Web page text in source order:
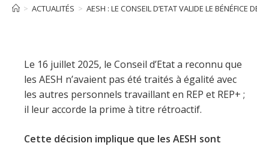
> ACTUALITÉS > AESH : LE CONSEIL D’ETAT VALIDE LE BÉNÉFICE DE
Le 16 juillet 2025, le Conseil d’Etat a reconnu que
les AESH n’avaient pas été traités à égalité avec
les autres personnels travaillant en REP et REP+ ;
il leur accorde la prime à titre rétroactif.
Cette décision implique que les AESH sont